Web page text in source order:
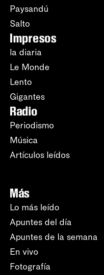
Paysandú
Salto
Impresos
la diaria
Le Monde
Lento
Gigantes
Radio
Periodismo
Música
Artículos leídos
Más
Lo más leído
Apuntes del día
Apuntes de la semana
En vivo
Fotografía